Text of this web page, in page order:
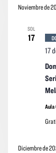
Noviembre de
SOL
17
17
Aula
Diciembre de